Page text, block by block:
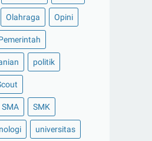
Olahraga Opini
politik
SMA SMK
universitas